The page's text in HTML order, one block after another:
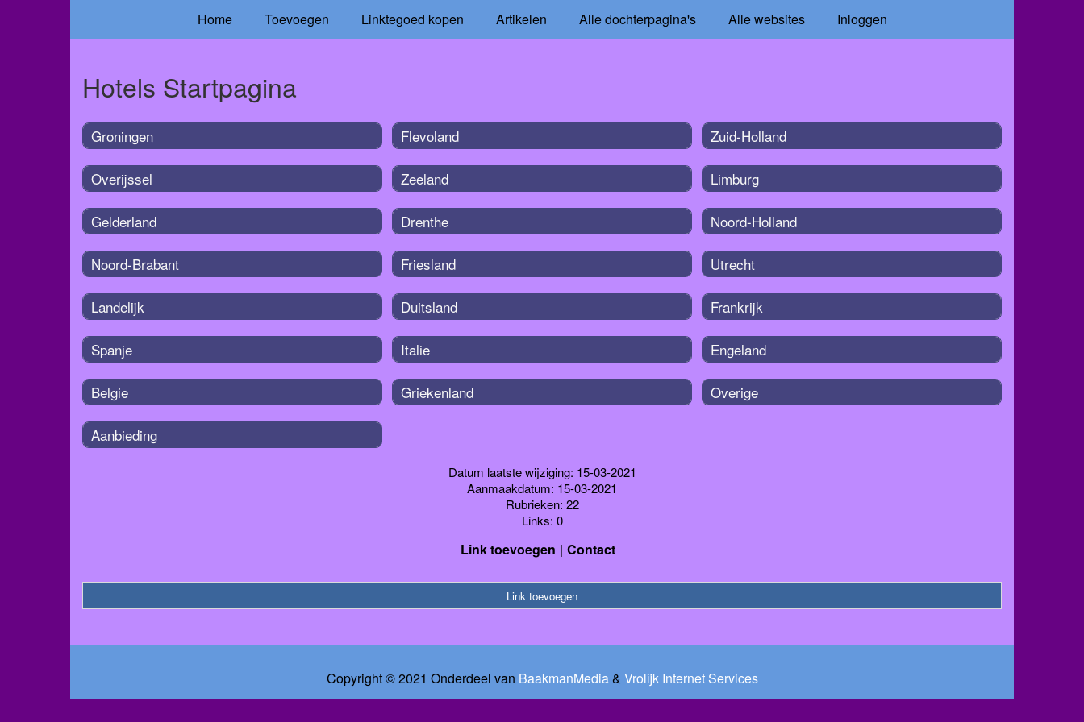
Home Toevoegen Linktegoed kopen Artikelen Alle dochterpagina's Alle websites Inloggen
Hotels Startpagina
Groningen
Overijssel
Gelderland
Noord-Brabant
Landelijk
Spanje
Belgie
Aanbieding
Flevoland
Zeeland
Drenthe
Friesland
Duitsland
Italie
Griekenland
Zuid-Holland
Limburg
Noord-Holland
Utrecht
Frankrijk
Engeland
Overige
Datum laatste wijziging: 15-03-2021
Aanmaakdatum: 15-03-2021
Rubrieken: 22
Links: 0
Link toevoegen Contact
Link toevoegen
Copyright © 2021 Onderdeel van BaakmanMedia& Vrolijk Internet Services